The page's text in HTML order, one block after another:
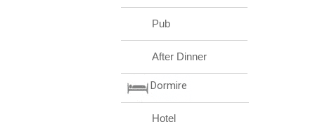
Pub
After Dinner
Dormire
Hotel